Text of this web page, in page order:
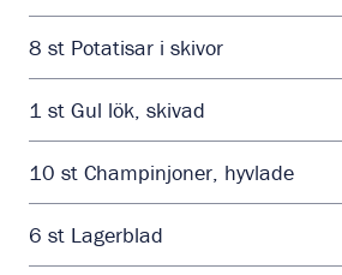
8 st Potatisar i skivor
1 st Gul lök, skivad
10 st Champinjoner, hyvlade
6 st Lagerblad